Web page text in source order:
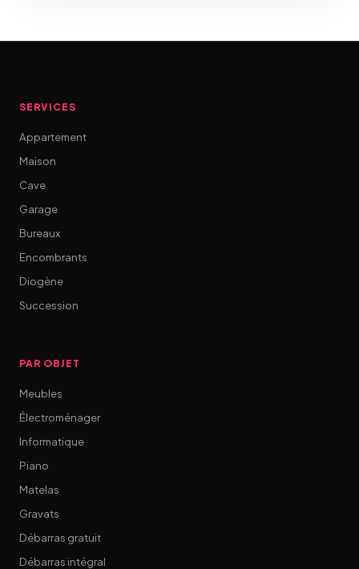
SERVICES
Appartement
Maison
Cave
Garage
Bureaux
Encombrants
Diogène
Succession
PAR OBJET
Meubles
Électroménager
Informatique
Piano
Matelas
Gravats
Débarras gratuit
Débarras intégral